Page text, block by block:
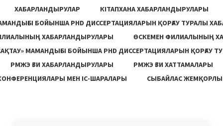
ХАБАРЛАНДЫРУЛАР
КІТАПХАНА ХАБАРЛАНДЫРУЛАРЫ
БОЙЫНША PHD ДИССЕРТАЦИЯЛАРЫН ҚОРҒАУ ТУРАЛЫ
ХАБАРЛАНДЫРУЛАРЫ
ӨСКЕМЕН ФИЛИАЛЫНЫҢ
МАМАНДЫҒЫ БОЙЫНША PHD ДИССЕРТАЦИЯЛАРЫН ҚОРҒАУ
РМЖЭ ҒЗИ ХАБАРЛАНДЫРУЛАРЫ
РМЖЭ ҒЗИ ХАТТАМАЛАРЫ
МЕН ІС-ШАРАЛАРЫ
СЫБАЙЛАС